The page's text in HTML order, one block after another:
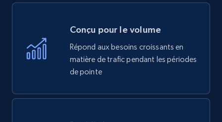
Conçu pour le volume
Répond aux besoins croissants en
matière de trafic pendant les périodes
de pointe